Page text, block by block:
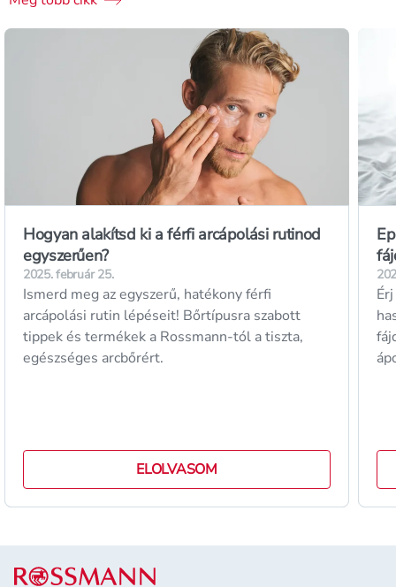
Hogyan alakítsd ki a férfi arcápolási rutinod
egyszerűen?
2025. február 25.
Ismerd meg az egyszerű, hatékony férfi
arcápolási rutin lépéseit! Bőrtípusra szabott
tippek és termékek a Rossmann-tól a tiszta,
egészséges arcbőrért.
ELOLVASOM
Lábléc